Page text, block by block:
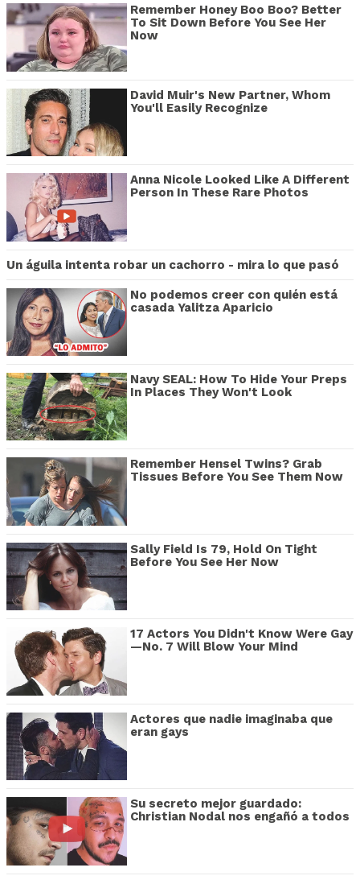
Remember Honey Boo Boo? Better
To Sit Down Before You See Her
Now
David Muir's New Partner, Whom
You'll Easily Recognize
Anna Nicole Looked Like A Different
Person In These Rare Photos
Un águila intenta robar un cachorro - mira lo que pasó
No podemos creer con quién está
casada Yalitza Aparicio
Navy SEAL: How To Hide Your Preps
In Places They Won't Look
Remember Hensel Twins? Grab
Tissues Before You See Them Now
Sally Field Is 79, Hold On Tight
Before You See Her Now
17 Actors You Didn't Know Were Gay
—No. 7 Will Blow Your Mind
Actores que nadie imaginaba que
eran gays
Su secreto mejor guardado:
Christian Nodal nos engañó a todos